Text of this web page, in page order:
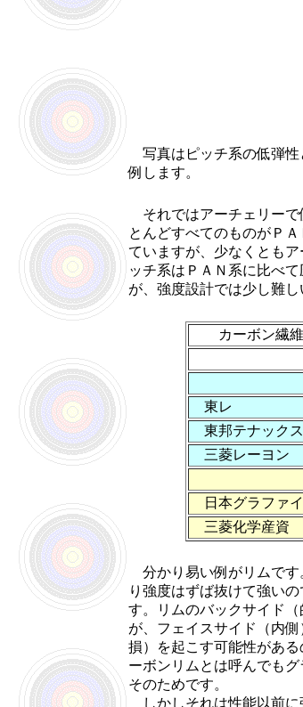
写真はピッチ系の低弾性
例します。
それではアーチェリーで
とんどすべてのものがＰ
ていますが、少なくとも
ッチ系はＰＡＮ系に比べ
が、強度設計では少し難し
カーボン繊維
東レ
東邦テナックス
三菱レーヨン
日本グラファ
三菱化学産資
分かり易い例がリムです
り強度はずば抜けて強い
す。リムのバックサイド
が、フェイスサイド（内
損）を起こす可能性があ
ーボンリムとは呼んでも
そのためです。
しかしそれは性能以前に